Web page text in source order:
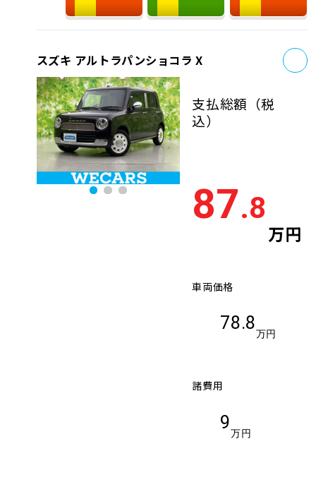
スズキ アルトラパンショコラ X
支払総額 （税
込）
87.8
万円
車両価格
78.8
万円
諸費用
9
万円